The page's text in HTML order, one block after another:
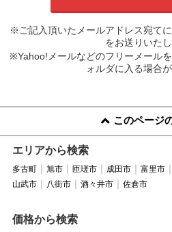
※ご記入頂いたメールアドレス宛て
をお送りいたし
※Yahoo!メールなどのフリーメール
ォルダに入る場合が
このページ
エリアから検索
多古町 旭市 匝瑳市 成田市 富里市
山武市
八街市 酒々井市 佐倉市
価格から検索